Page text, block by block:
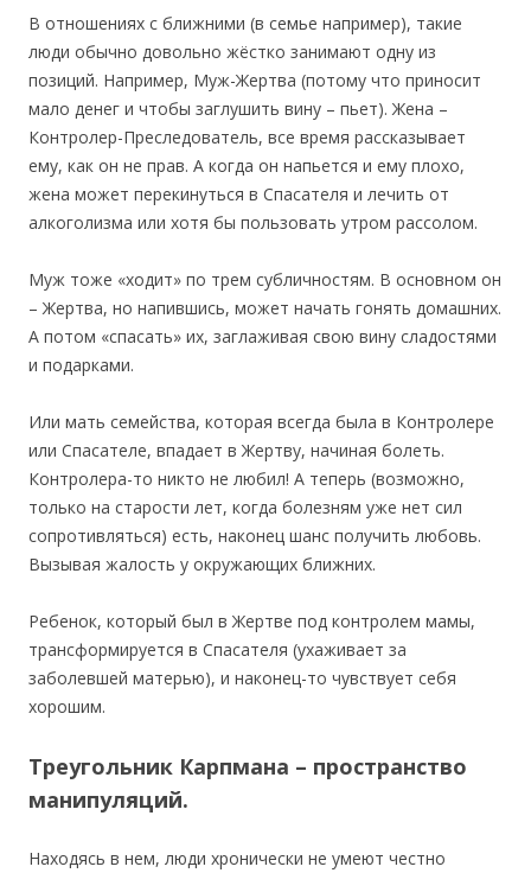
В отношениях с ближними (в семье например), такие
люди обычно довольно жёстко занимают одну из
позиций. Например, Муж-Жертва (потому что приносит
мало денег и чтобы заглушить вину – пьет). Жена –
Контролер-Преследователь, все время рассказывает
ему, как он не прав. А когда он напьется и ему плохо,
жена может перекинуться в Спасателя и лечить от
алкоголизма или хотя бы пользовать утром рассолом.
Муж тоже «ходит» по трем субличностям. В основном он
– Жертва, но напившись, может начать гонять домашних.
А потом «спасать» их, заглаживая свою вину сладостями
и подарками.
Или мать семейства, которая всегда была в Контролере
или Спасателе, впадает в Жертву, начиная болеть.
Контролера-то никто не любил! А теперь (возможно,
только на старости лет, когда болезням уже нет сил
сопротивляться) есть, наконец шанс получить любовь.
Вызывая жалость у окружающих ближних.
Ребенок, который был в Жертве под контролем мамы,
трансформируется в Спасателя (ухаживает за
заболевшей матерью), и наконец-то чувствует себя
хорошим.
Треугольник Карпмана – пространство
манипуляций.
Находясь в нем, люди хронически не умеют честно